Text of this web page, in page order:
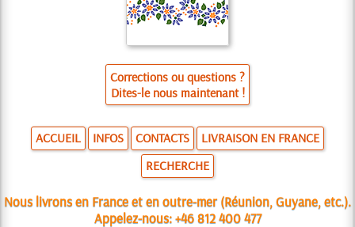
Corrections ou questions ?
Dites-le nous maintenant !
ACCUEIL INFOS CONTACTS
LIVRAISON EN FRANCE
RECHERCHE
Nous livrons en France et en outre-mer (Réunion, Guyane, etc.).
Appelez-nous:+46 812 400 477